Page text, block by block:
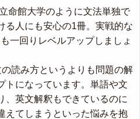
命館大学のように文法単独で
る人にも安心の1冊。実戦的な
一回りレベルアップしましょ
読み方というよりも問題の解
トになっています。単語や文
、英文解釈もできているのに
えてしまうといった悩みを抱